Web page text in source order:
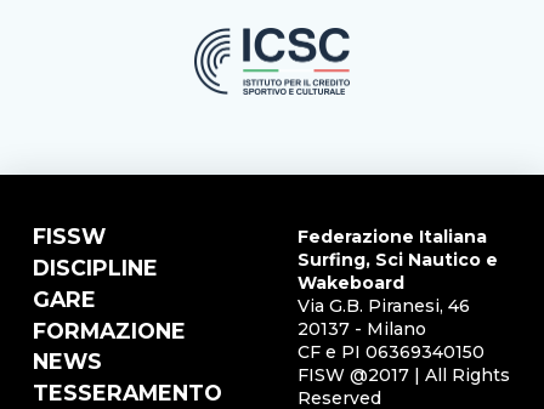
FISSW
DISCIPLINE
GARE
FORMAZIONE
NEWS
TESSERAMENTO
Federazione Italiana
Surfing, Sci Nautico e
Wakeboard
Via G.B. Piranesi, 46
20137 - Milano
CF e PI 06369340150
FISW @2017 | All Rights
Reserved